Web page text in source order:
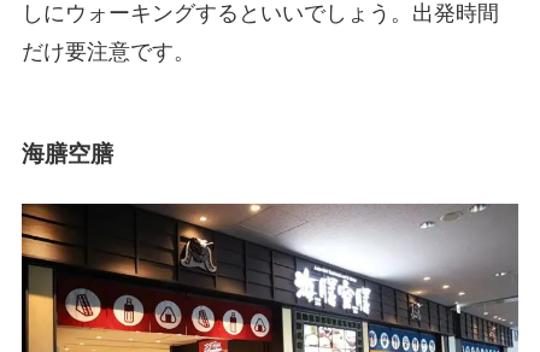
しにウォーキングするといいでしょう。出発時間
だけ要注意です。
海膳空膳